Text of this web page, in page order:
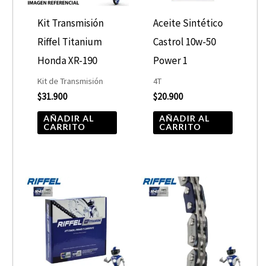
Kit Transmisión
Riffel Titanium
Honda XR-190
Kit de Transmisión
$31.900
AÑADIR AL
CARRITO
Aceite Sintético
Castrol 10w-50
Power 1
4T
$20.900
AÑADIR AL
CARRITO